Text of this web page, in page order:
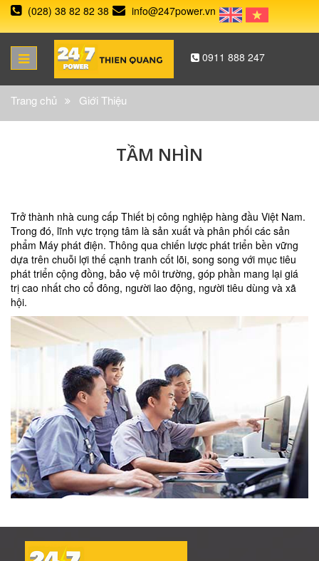
(028) 38 82 82 38 info@247power.vn
0911 888 247
Trang chủ Giới Thiệu
TẦM NHÌN
Trở thành nhà cung cấp Thiết bị công nghiệp hàng đầu Việt Nam.
Trong đó, lĩnh vực trọng tâm là sản xuất và phân phối các sản
phẩm Máy phát điện. Thông qua chiến lược phát triển bền vững
dựa trên chuỗi lợi thế cạnh tranh cốt lõi, song song với mục tiêu
phát triển cộng đồng, bảo vệ môi trường, góp phần mang lại giá
trị cao nhất cho cổ đông, người lao động, người tiêu dùng và xã
hội.